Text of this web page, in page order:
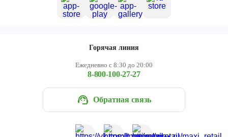
Горячая линия
Ежедневно с 8:30 до 20:00
8-800-100-27-27
Обратная связь